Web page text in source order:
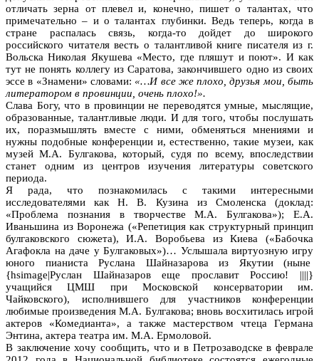
отличать зерна от плевел и, конечно, пишет о талантах, что
примечательно – и о талантах глубинки. Ведь теперь, когда в
стране распалась связь, когда-то дойдет до широкого
российского читателя весть о талантливой книге писателя из г.
Вольска Николая Якушева «Место, где пляшут и поют». И как
тут не понять коллегу из Саратова, закончившего одно из своих
эссе в «Знамени» словами:«…И все же плохо, друзья мои, быть
литератором в провинции, очень плохо!».
Слава Богу, что в провинции не переводятся умные, мыслящие,
образованные, талантливые люди. И для того, чтобы послушать
их, поразмышлять вместе с ними, обменяться мнениями и
нужны подобные конференции и, естественно, такие музеи, как
музей М.А. Булгакова, который, судя по всему, впоследствии
станет одним из центров изучения литературы советского
периода.
Я рада, что познакомилась с такими интересными
исследователями как Н. В. Кузина из Смоленска (доклад:
«Проблема познания в творчестве М.А. Булгакова»); Е.А.
Иваньшина из Воронежа («Репетиция как структурный принцип
булгаковского сюжета), И.А. Воробьева из Киева («Бабочка
Агафокла на даче у Булгаковых»)… Услышала виртуозную игру
юного пианиста Руслана Шайназарова из Якутии (ныне
{hsimage|Руслан Шайназаров еще прославит Россию! ||||}
учащийся ЦМШ при Московской консерватории им.
Чайковского), исполнившего для участников конференции
любимые произведения М.А. Булгакова; вновь восхитилась игрой
актеров «Комедианта», а также мастерством чтеца Германа
Энтина, актера театра им. М.А. Ермоловой.
В заключение хочу сообщить, что и в Петрозаводске в феврале